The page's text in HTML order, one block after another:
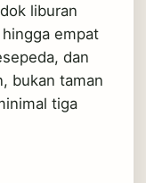
liburan
empat
dan
bukan taman
tiga